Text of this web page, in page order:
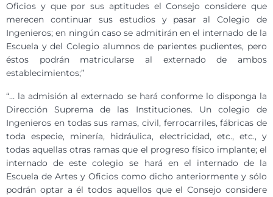
Oficios y que por sus aptitudes el Consejo considere que
merecen continuar sus estudios y pasar al Colegio de
Ingenieros; en ningún caso se admitirán en el internado de la
Escuela y del Colegio alumnos de parientes pudientes, pero
éstos podrán matricularse al externado de ambos
establecimientos;”
“… la admisión al externado se hará conforme lo disponga la
Dirección Suprema de las Instituciones. Un colegio de
Ingenieros en todas sus ramas, civil, ferrocarriles, fábricas de
toda especie, minería, hidráulica, electricidad, etc., etc., y
todas aquellas otras ramas que el progreso físico implante; el
internado de este colegio se hará en el internado de la
Escuela de Artes y Oficios como dicho anteriormente y sólo
podrán optar a él todos aquellos que el Consejo considere